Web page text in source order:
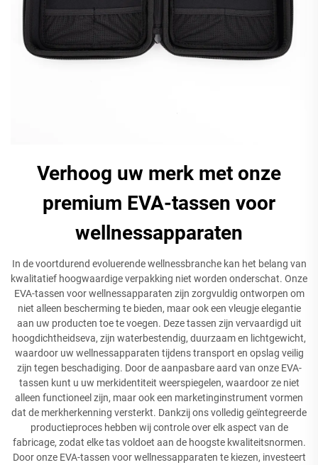
Verhoog uw merk met onze
premium EVA-tassen voor
wellnessapparaten
In de voortdurend evoluerende wellnessbranche kan het belang van
kwalitatief hoogwaardige verpakking niet worden onderschat. Onze
EVA-tassen voor wellnessapparaten zijn zorgvuldig ontworpen om
niet alleen bescherming te bieden, maar ook een vleugje elegantie
aan uw producten toe te voegen. Deze tassen zijn vervaardigd uit
hoogdichtheidseva, zijn waterbestendig, duurzaam en lichtgewicht,
waardoor uw wellnessapparaten tijdens transport en opslag veilig
zijn tegen beschadiging. Door de aanpasbare aard van onze EVA-
tassen kunt u uw merkidentiteit weerspiegelen, waardoor ze niet
alleen functioneel zijn, maar ook een marketinginstrument vormen
dat de merkherkenning versterkt. Dankzij ons volledig geïntegreerde
productieproces hebben wij controle over elk aspect van de
fabricage, zodat elke tas voldoet aan de hoogste kwaliteitsnormen.
Door onze EVA-tassen voor wellnessapparaten te kiezen, investeert